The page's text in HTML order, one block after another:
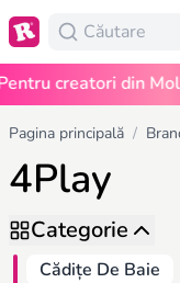
creatori din
Pagina principală /
4Play
Categorie
Cădițe De Baie